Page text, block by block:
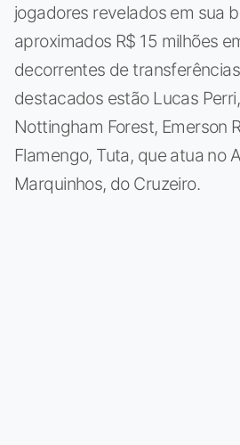
jogadores revelados em sua
aproximados R$ 15 milhões
decorrentes de
destacados estão Lucas
Nottingham Forest, Emerson
Flamengo, Tuta, que atua no
Marquinhos, do Cruzeiro.